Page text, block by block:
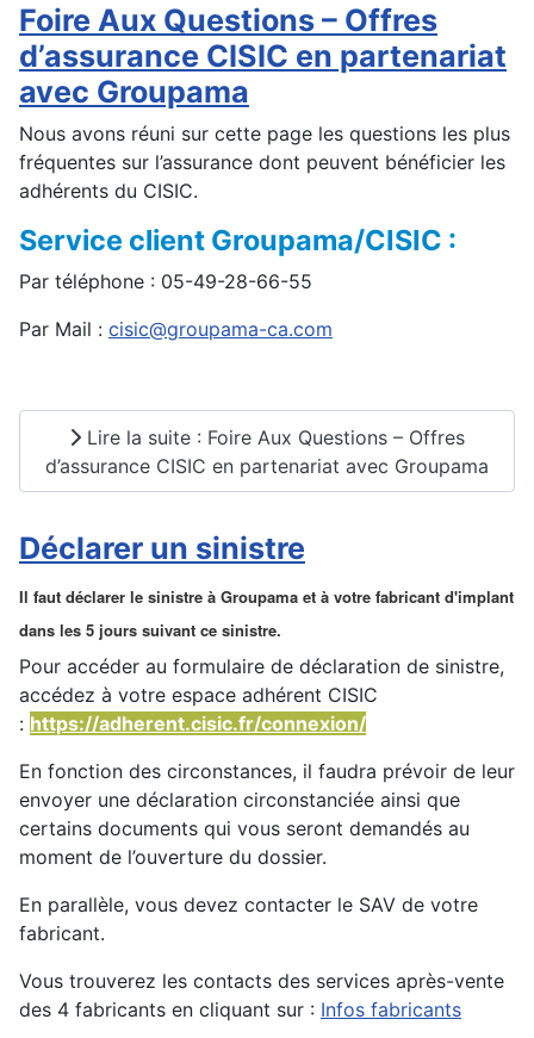
Foire Aux Questions – Offres
d’assurance CISIC en partenariat
avec Groupama
Nous avons réuni sur cette page les questions les plus
fréquentes sur l’assurance dont peuvent bénéficier les
adhérents du CISIC.
Service client Groupama/CISIC :
Par téléphone : 05-49-28-66-55
Par Mail : cisic@groupama-ca.com
Lire la suite : Foire Aux Questions – Offres
d’assurance CISIC en partenariat avec Groupama
Déclarer un sinistre
Il faut déclarer le sinistre à Groupama et à votre fabricant d'implant
dans les 5 jours suivant ce sinistre.
Pour accéder au formulaire de déclaration de sinistre,
accédez à votre espace adhérent CISIC
: https://adherent.cisic.fr/connexion/
En fonction des circonstances, il faudra prévoir de leur
envoyer une déclaration circonstanciée ainsi que
certains documents qui vous seront demandés au
moment de l’ouverture du dossier.
En parallèle, vous devez contacter le SAV de votre
fabricant.
Vous trouverez les contacts des services après-vente
des 4 fabricants en cliquant sur : Infos fabricants